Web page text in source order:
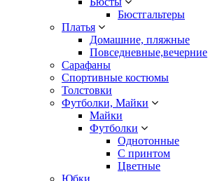
Бюстгальтеры
Платья
Домашние, пляжные
Повседневные,вечерние
Сарафаны
Спортивные костюмы
Толстовки
Футболки, Майки
Майки
Футболки
Однотонные
С принтом
Цветные
Юбки